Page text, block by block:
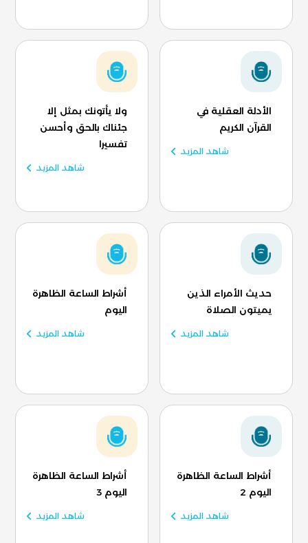
الأدلة العقلية في
القرآن الكريم
شاهد المزيد
ولا يأتونك بمثل إلا
جئناك بالحق وأحسن
تفسيرا
شاهد المزيد
حديث الأمراء الذين
يميتون الصلاة
شاهد المزيد
أشراط الساعة الظاهرة
اليوم
شاهد المزيد
أشراط الساعة الظاهرة
اليوم 2
شاهد المزيد
أشراط الساعة الظاهرة
اليوم 3
شاهد المزيد